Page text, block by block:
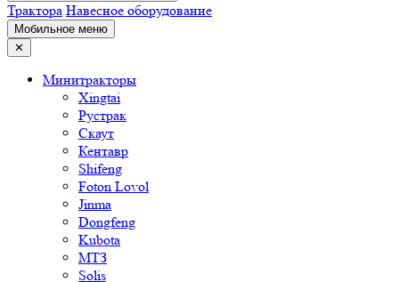
Трактора Навесное оборудование
Мобильное меню
✕
Минитракторы
Xingtai
Рустрак
Скаут
Кентавр
Shifeng
Foton Lovol
Jinma
Dongfeng
Kubota
МТЗ
Solis